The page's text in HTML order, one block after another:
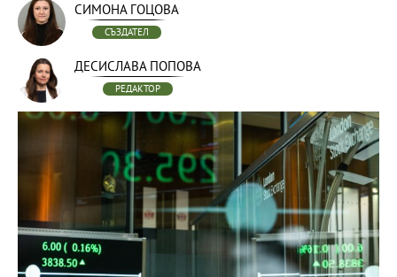
СИМОНА ГОЦОВА
СЪЗДАТЕЛ
ДЕСИСЛАВА ПОПОВА
РЕДАКТОР